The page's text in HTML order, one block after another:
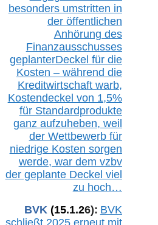
besonders umstritten in
der öffentlichen
Anhörung des
Finanzausschusses
geplanterDeckel für die
Kosten – während die
Kreditwirtschaft warb,
Kostendeckel von 1,5%
für Standardprodukte
ganz aufzuheben, weil
der Wettbewerb für
niedrige Kosten sorgen
werde, war dem vzbv
der geplante Deckel viel
zu hoch…
BVK (15.1.26): BVK
schließt 2025 erneut mit